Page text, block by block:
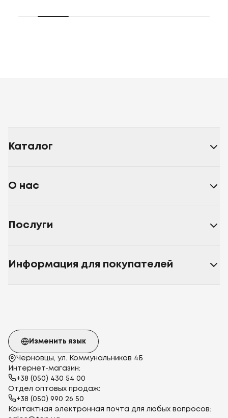
Каталог
О нас
Послуги
Информация для покупателей
Черновцы, ул. Коммунальников 4Б
Интернет-магазин:
+38 (050) 430 54 00
Отдел оптовых продаж:
+38 (050) 990 26 50
Контактная электронная почта для любых вопросов:
Изменить язык